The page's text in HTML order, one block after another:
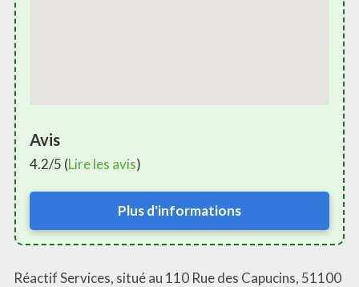
Avis
4.2/5 (Lire les avis)
Plus d'informations
Réactif Services, situé au 110 Rue des Capucins, 51100